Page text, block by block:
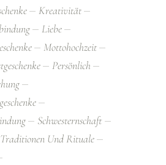
Kreativität
Liebe
Mottohochzeit
Persönlich
Schwesternschaft
Traditionen Und Rituale